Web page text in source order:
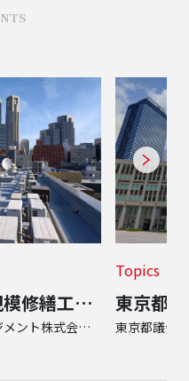
マンション大規模修繕工事の竣工検査の様子をご紹介します
伊藤忠リート・マネジメント株式会社 様
Topics